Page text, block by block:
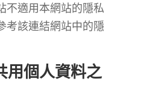
不適用本網站的隱私
考該連結網站中的隱
用個人資料之